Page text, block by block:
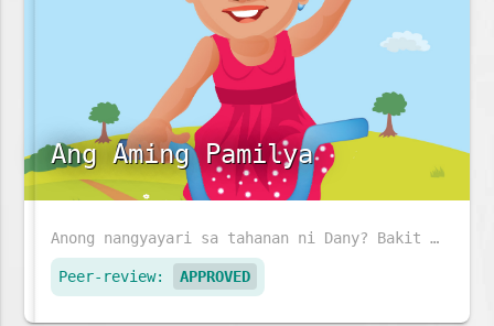
Ang Aming Pamilya
Anong nangyayari sa tahanan ni Dany? Bakit abala ang lahat?
Peer-review: APPROVED